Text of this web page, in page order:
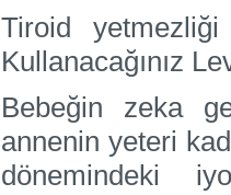
Tiroid
Kullanacağınız
Bebeğin zeka
annenin yeteri
dönemindeki